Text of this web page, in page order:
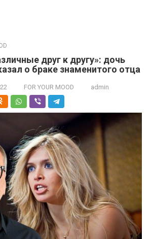
друг к другу»: дочь
о браке знаменитого отца
FOR YOUR MOOD admin